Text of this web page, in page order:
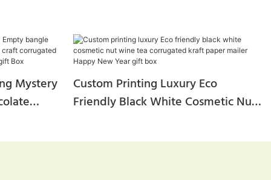
Mystery
Custom Printing Luxury Eco
Friendly Black White Cosmetic Nut
Mailer Happy New Year Gift Box